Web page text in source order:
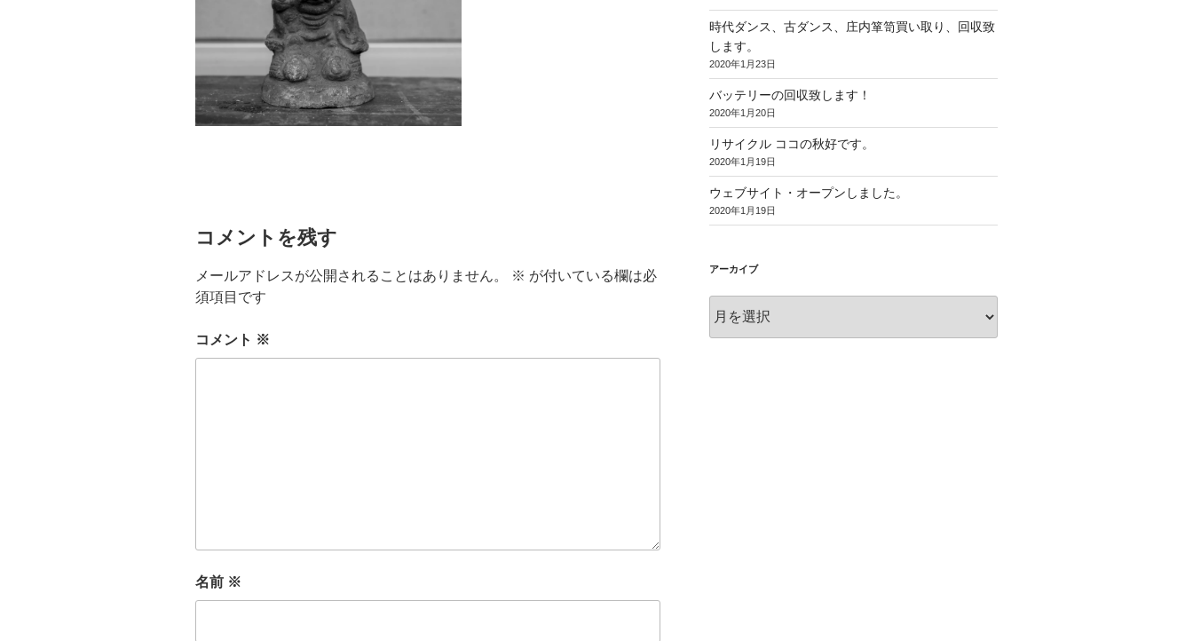
コメントを残す
メールアドレスが公開されることはありません。 ※ が付いている欄は必
須項目です
コメント ※
名前 ※
時代ダンス、古ダンス、庄内箪笥買い取り、回収致
します。
2020年1月23日
バッテリーの回収致します！
2020年1月20日
リサイクル ココの秋好です。
2020年1月19日
ウェブサイト・オープンしました。
2020年1月19日
アーカイブ
ー